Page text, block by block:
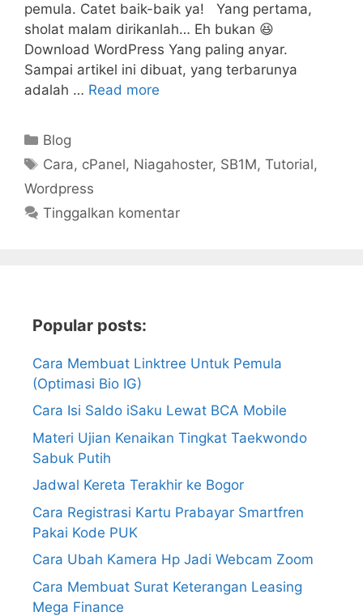
pemula. Catet baik-baik ya! Yang pertama,
sholat malam dirikanlah… Eh bukan 😆
Download WordPress Yang paling anyar.
Sampai artikel ini dibuat, yang terbarunya
adalah … Read more
Kategori
Blog
Tag
Cara, cPanel, Niagahoster, SB1M,Tutorial,
Wordpress
Tinggalkan komentar
Popular posts:
Cara Membuat Linktree Untuk Pemula
(Optimasi Bio IG)
Cara Isi Saldo iSaku Lewat BCA Mobile
Materi Ujian Kenaikan Tingkat Taekwondo
Sabuk Putih
Jadwal Kereta Terakhir ke Bogor
Cara Registrasi Kartu Prabayar Smartfren
Pakai Kode PUK
Cara Ubah Kamera Hp Jadi Webcam Zoom
Cara Membuat Surat Keterangan Leasing
Mega Finance